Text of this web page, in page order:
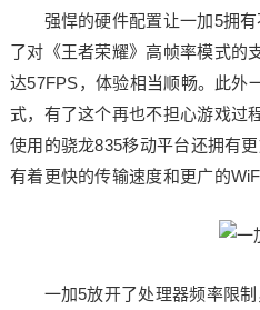
强悍的硬件配置让一加5拥有
了对《王者荣耀》高帧率模式的
达57FPS，体验相当顺畅。此外
式，有了这个再也不担心游戏过
使用的骁龙835移动平台还拥有
有着更快的传输速度和更广的
一加5放开了处理器频率限制